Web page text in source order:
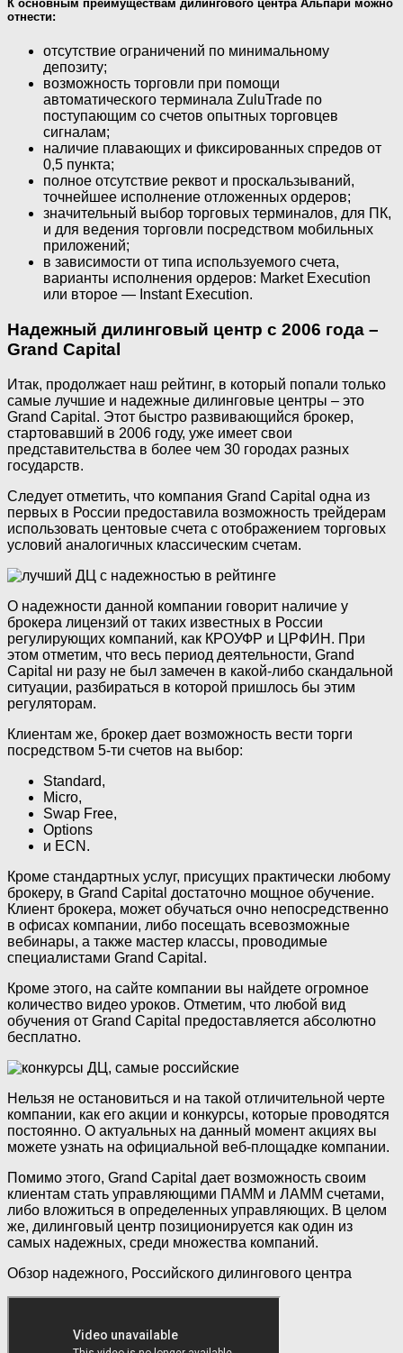
К основным преимуществам дилингового центра Альпари можно
отнести:
отсутствие ограничений по минимальному
депозиту;
возможность торговли при помощи
автоматического терминала ZuluTrade по
поступающим со счетов опытных торговцев
сигналам;
наличие плавающих и фиксированных спредов от
0,5 пункта;
полное отсутствие реквот и проскальзываний,
точнейшее исполнение отложенных ордеров;
значительный выбор торговых терминалов, для ПК,
и для ведения торговли посредством мобильных
приложений;
в зависимости от типа используемого счета,
варианты исполнения ордеров: Market Execution
или второе — Instant Execution.
Надежный дилинговый центр с 2006 года –
Grand Capital
Итак, продолжает наш рейтинг, в который попали только
самые лучшие и надежные дилинговые центры – это
Grand Capital. Этот быстро развивающийся брокер,
стартовавший в 2006 году, уже имеет свои
представительства в более чем 30 городах разных
государств.
Следует отметить, что компания Grand Capital одна из
первых в России предоставила возможность трейдерам
использовать центовые счета с отображением торговых
условий аналогичных классическим счетам.
О надежности данной компании говорит наличие у
брокера лицензий от таких известных в России
регулирующих компаний, как КРОУФР и ЦРФИН. При
этом отметим, что весь период деятельности, Grand
Capital ни разу не был замечен в какой-либо скандальной
ситуации, разбираться в которой пришлось бы этим
регуляторам.
Клиентам же, брокер дает возможность вести торги
посредством 5-ти счетов на выбор:
Standard,
Micro,
Swap Free,
Options
и ECN.
Кроме стандартных услуг, присущих практически любому
брокеру, в Grand Capital достаточно мощное обучение.
Клиент брокера, может обучаться очно непосредственно
в офисах компании, либо посещать всевозможные
вебинары, а также мастер классы, проводимые
специалистами Grand Capital.
Кроме этого, на сайте компании вы найдете огромное
количество видео уроков. Отметим, что любой вид
обучения от Grand Capital предоставляется абсолютно
бесплатно.
Нельзя не остановиться и на такой отличительной черте
компании, как его акции и конкурсы, которые проводятся
постоянно. О актуальных на данный момент акциях вы
можете узнать на официальной веб-площадке компании.
Помимо этого, Grand Capital дает возможность своим
клиентам стать управляющими ПАММ и ЛАММ счетами,
либо вложиться в определенных управляющих. В целом
же, дилинговый центр позиционируется как один из
самых надежных, среди множества компаний.
Обзор надежного, Российского дилингового центра